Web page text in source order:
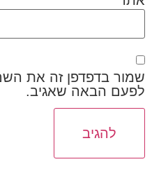
שמור בדפדפן זה את
לפעם הבאה שאגיב.